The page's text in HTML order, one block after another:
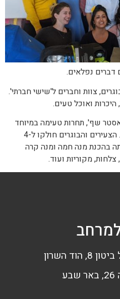
דברים נפלאים.
צוות וחברים ל'שישי חברתי'.
ואוכל טעים.
שף', תחרות טעימה במיוחד
בהובלת מור מילר (טבחית הבית). הצעירים והבוגרים חולקו ל-4
בהכנת מנה חמה ומנה קרה
מקוריות ועוד.
הוד השרון